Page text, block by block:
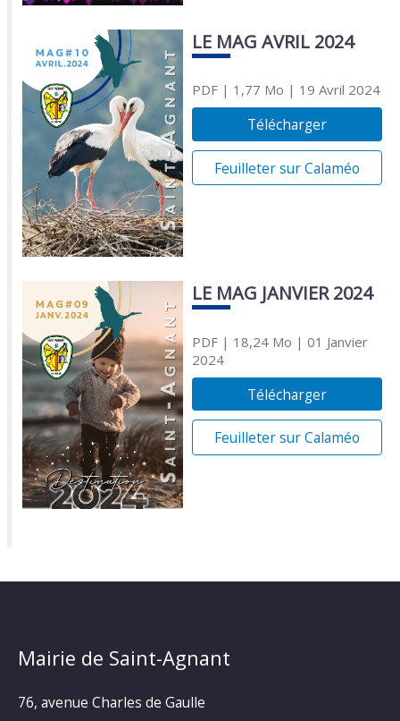
LE MAG AVRIL 2024
PDF| 1,77 Mo | 19 Avril 2024
Télécharger
Feuilleter sur Calaméo
LE MAG JANVIER 2024
PDF| 18,24 Mo | 01 Janvier
2024
Télécharger
Feuilleter sur Calaméo
Mairie de Saint-Agnant
76, avenue Charles de Gaulle